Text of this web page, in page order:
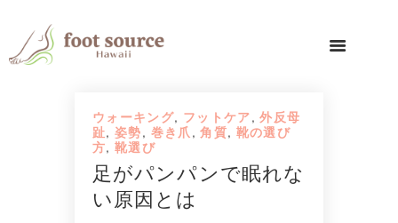
ウォーキング, フットケア,外反母
趾,姿勢, 巻き爪 ,角質, 靴の選び
方,靴選び
足がパンパンで眠れな
い原因とは